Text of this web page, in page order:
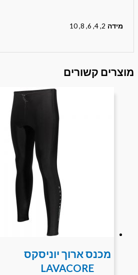
מידה 2, 4, 6, 8, 10
מוצרים קשורים
מכנס ארוך יוניסקס
LAVACORE